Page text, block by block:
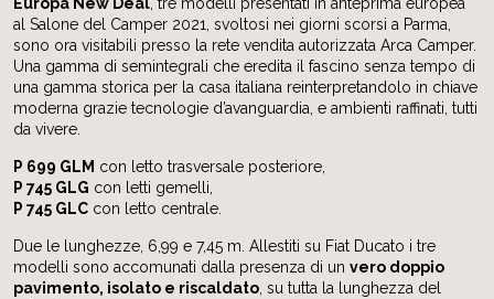
al Salone del Camper 2021, svoltosi nei giorni scorsi a Parma,
sono ora visitabili presso la rete vendita autorizzata Arca Camper.
Una gamma di semintegrali che eredita il fascino senza tempo di
una gamma storica per la casa italiana reinterpretandolo in chiave
moderna grazie tecnologie d’avanguardia, e ambienti raffinati, tutti
da vivere.
P 699 GLM con letto trasversale posteriore,
P 745 GLG con letti gemelli,
P 745 GLC con letto centrale.
Due le lunghezze, 6,99 e 7,45 m. Allestiti su Fiat Ducato i tre
modelli sono accomunati dalla presenza di un vero doppio
pavimento, isolato e riscaldato , su tutta la lunghezza del